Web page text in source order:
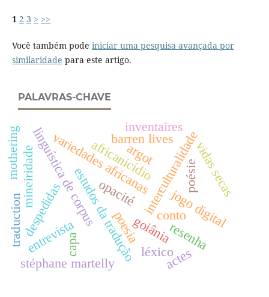
1 2 3 > >>
Você também pode iniciar uma pesquisa avançada por
similaridade para este artigo.
PALAVRAS-CHAVE
interculturalidade
variedades africanas
africanicídio
goiânia
linguística de corpus vidas secas
barren lives
estudos da tradução resenha
jogo digital
despedidas
entrevista
stéphane martelly
inventaires
poésie
opacité
traduction
argot
léxico
poesia
mineiridade
capa
conto
actes
mothering